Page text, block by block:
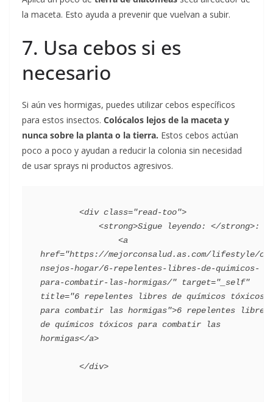
la maceta. Esto ayuda a prevenir que vuelvan a subir.
7. Usa cebos si es
necesario
Si aún ves hormigas, puedes utilizar cebos específicos
para estos insectos. Colócalos lejos de la maceta y
nunca sobre la planta o la tierra. Estos cebos actúan
poco a poco y ayudan a reducir la colonia sin necesidad
de usar sprays ni productos agresivos.
href="https://mejorconsalud.as.com/lifestyle/co
nsejos-hogar/6-repelentes-libres-de-quimicos-
para-combatir-las-hormigas/" target="_self"
title="6 repelentes libres de químicos tóxicos
para combatir las hormigas">6 repelentes libres
de químicos tóxicos para combatir las
hormigas</a>